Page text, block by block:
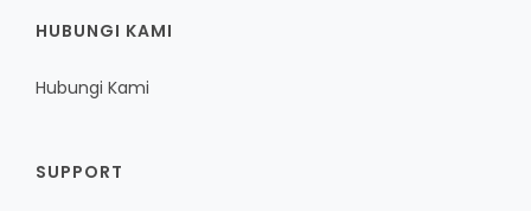
HUBUNGI KAMI
Hubungi Kami
SUPPORT